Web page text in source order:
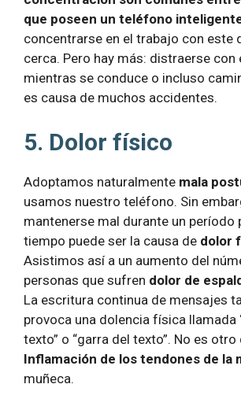
que poseen un teléfono
concentrarse en el trabajo con este
cerca. Pero hay más: distraerse con
mientras se conduce o incluso
es causa de muchos accidentes.
5. Dolor físico
Adoptamos naturalmente mala
usamos nuestro teléfono. Sin
mantenerse mal durante un período
tiempo puede ser la causa de dolor
Asistimos así a un aumento del
personas que sufren dolor de
La escritura continua de mensajes
provoca una dolencia física llamada
texto” o “garra del texto”. No es otro
Inflamación de los tendones de la
muñeca.